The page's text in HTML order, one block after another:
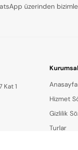
üzerinden bizimle
Kat 1
Kurumsal
Anasayfa
Hizmet
Gizlilik
Turlar